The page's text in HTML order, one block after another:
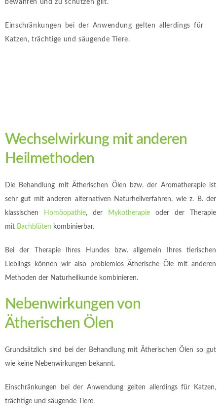
bewahren und zu schützen gilt.
Einschränkungen bei der Anwendung gelten allerdings für
Katzen, trächtige und säugende Tiere.
Wechselwirkung mit anderen
Heilmethoden
Die Behandlung mit Ätherischen Ölen bzw. der Aromatherapie ist
sehr gut mit anderen alternativen Naturheilverfahren, wie z. B. der
klassischen
Homöopathie, der Mykotherapie oder der Therapie
mit Bachblüten kombinierbar.
Bei der Therapie Ihres Hundes bzw. allgemein Ihres tierischen
Lieblings können wir also problemlos Ätherische Öle mit anderen
Methoden der Naturheilkunde kombinieren.
Nebenwirkungen von
Ätherischen Ölen
Grundsätzlich sind bei der Behandlung mit Ätherischen Ölen so gut
wie keine Nebenwirkungen bekannt.
Einschränkungen bei der Anwendung gelten allerdings für Katzen,
trächtige und säugende Tiere.